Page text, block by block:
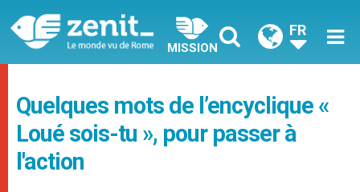
MISSION
FR
Quelques mots de l’encyclique «
Loué sois-tu », pour passer à
l'action